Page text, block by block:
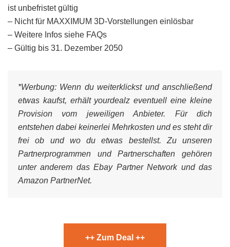
ist unbefristet gültig
– Nicht für MAXXIMUM 3D-Vorstellungen einlösbar
– Weitere Infos siehe FAQs
– Gültig bis 31. Dezember 2050
*Werbung: Wenn du weiterklickst und anschließend
etwas kaufst, erhält yourdealz eventuell eine kleine
Provision vom jeweiligen Anbieter. Für dich
entstehen dabei keinerlei Mehrkosten und es steht dir
frei ob und wo du etwas bestellst. Zu unseren
Partnerprogrammen und Partnerschaften gehören
unter anderem das Ebay Partner Network und das
Amazon PartnerNet.
++ Zum Deal ++